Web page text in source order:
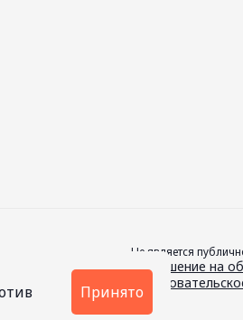
Не является
Соглашение на
Принято